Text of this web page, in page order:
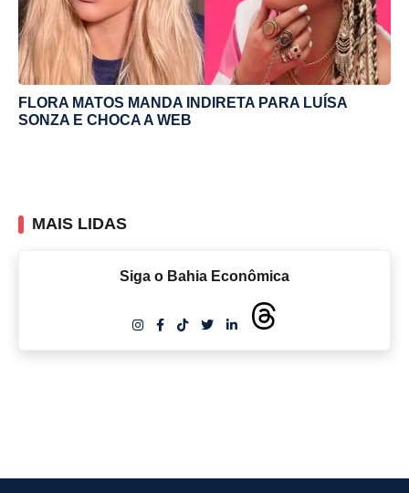
FLORA MATOS MANDA INDIRETA PARA LUÍSA
SONZA E CHOCA A WEB
MAIS LIDAS
Siga o Bahia Econômica